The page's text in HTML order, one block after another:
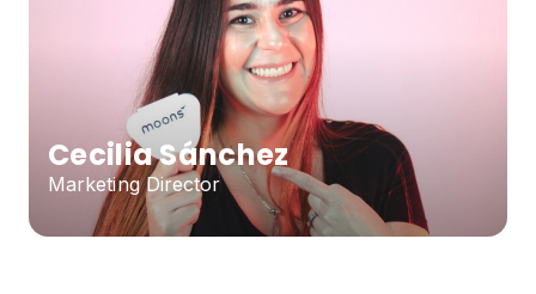
Cecilia Sánchez
Marketing Director